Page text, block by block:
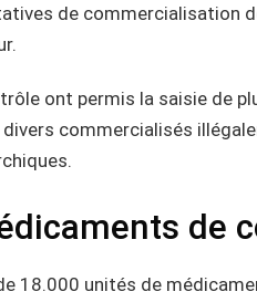
de commercialisation
ont permis la saisie de
commercialisés
de
18.000 unités de